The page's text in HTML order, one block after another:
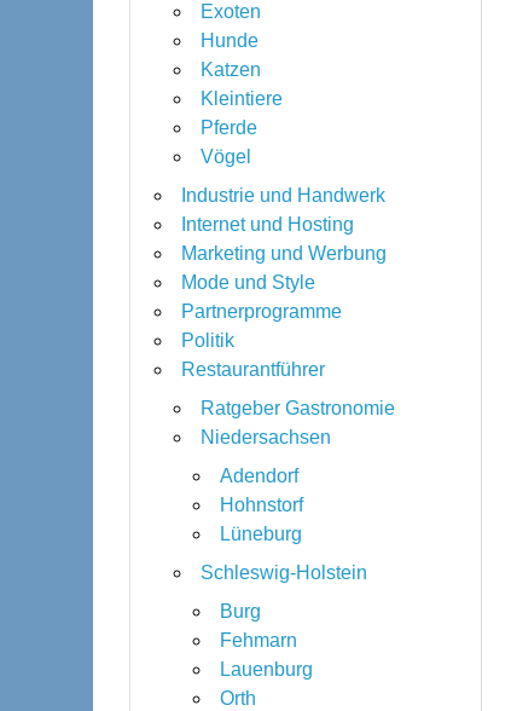
Exoten
Hunde
Katzen
Kleintiere
Pferde
Vögel
Industrie und Handwerk
Internet und Hosting
Marketing und Werbung
Mode und Style
Partnerprogramme
Politik
Restaurantführer
Ratgeber Gastronomie
Niedersachsen
Adendorf
Hohnstorf
Lüneburg
Schleswig-Holstein
Burg
Fehmarn
Lauenburg
Orth